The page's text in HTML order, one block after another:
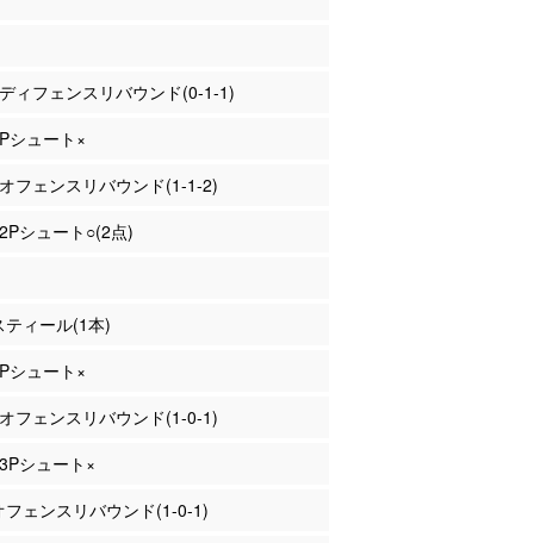
ィフェンスリバウンド(0-1-1)
シュート×
フェンスリバウンド(1-1-2)
シュート○(2点)
ィール(1本)
シュート×
フェンスリバウンド(1-0-1)
シュート×
フェンスリバウンド(1-0-1)